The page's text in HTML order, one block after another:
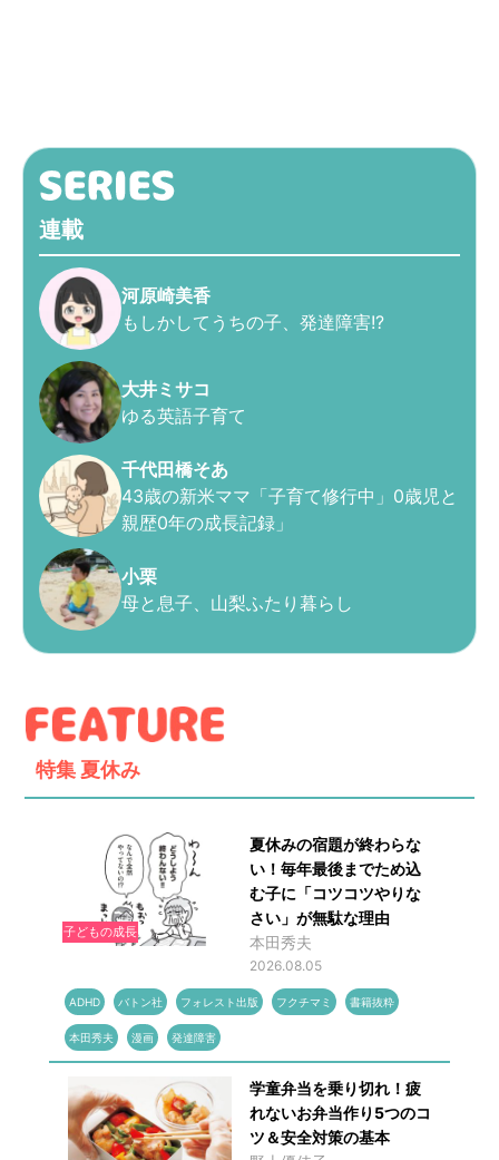
連載
河原崎美香
もしかしてうちの子、発達障害!?
大井ミサコ
ゆる英語子育て
千代田橋そあ
43歳の新米ママ「子育て修行中」0歳児と
親歴0年の成長記録」
小栗
母と息子、山梨ふたり暮らし
特集 夏休み
子どもの成長
夏休みの宿題が終わらな
い！毎年最後までため込
む子に「コツコツやりな
さい」が無駄な理由
本田秀夫
2026.08.05
ADHD バトン社 フォレスト出版 フクチマミ 書籍抜粋
本田秀夫 漫画 発達障害
学童弁当を乗り切れ！疲
れないお弁当作り5つのコ
ツ＆安全対策の基本